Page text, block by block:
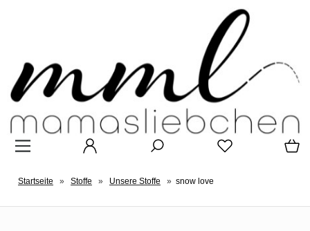
Startseite » Stoffe » Unsere Stoffe » snow love